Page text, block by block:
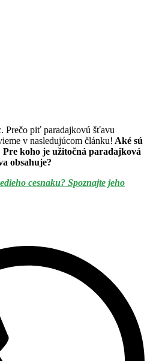
Prečo piť paradajkovú šťavu
v nasledujúcom článku! Aké sú
koho je užitočná paradajková
obsahuje?
cesnaku? Spoznajte jeho